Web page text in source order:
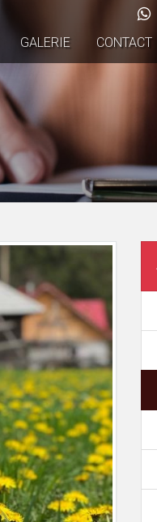
GALERIE CONTACT